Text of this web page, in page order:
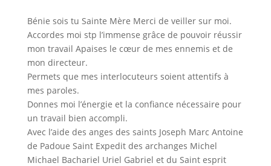
Bénie sois tu Sainte Mère Merci de veiller sur moi.
Accordes moi stp l’immense grâce de pouvoir réussir
mon travail Apaises le cœur de mes ennemis et de
mon directeur.
Permets que mes interlocuteurs soient attentifs à
mes paroles.
Donnes moi l’énergie et la confiance nécessaire pour
un travail bien accompli.
Avec l’aide des anges des saints Joseph Marc Antoine
de Padoue Saint Expedit des archanges Michel
Michael Bachariel Uriel Gabriel et du Saint esprit